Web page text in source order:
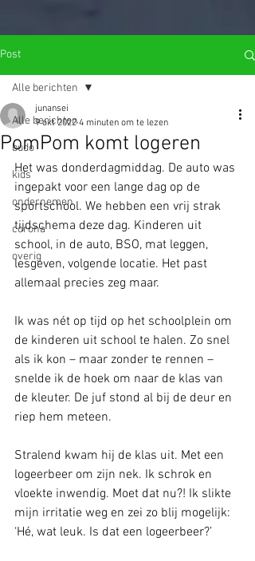
Post
Alle berichten
budo
kids
ondernemen
corona
overig
Alle berichten
PomPom komt logeren
junansei
9 okt 2022 4 minuten om te lezen
Het was donderdagmiddag. De auto was
ingepakt voor een lange dag op de
sportschool. We hebben een vrij strak
tijdschema deze dag. Kinderen uit
school, in de auto, BSO, mat leggen,
lesgeven, volgende locatie. Het past
allemaal precies zeg maar.
Ik was nét op tijd op het schoolplein om
de kinderen uit school te halen. Zo snel
als ik kon – maar zonder te rennen –
snelde ik de hoek om naar de klas van
de kleuter. De juf stond al bij de deur en
riep hem meteen.
Stralend kwam hij de klas uit. Met een
logeerbeer om zijn nek. Ik schrok en
vloekte inwendig. Moet dat nu?! Ik slikte
mijn irritatie weg en zei zo blij mogelijk:
‘Hé, wat leuk. Is dat een logeerbeer?’